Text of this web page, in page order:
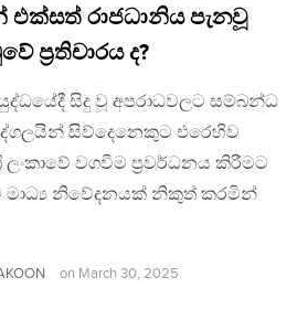
එක්සත් රාජධානිය පැනවූ
ප්‍රතිචාරය ද?
යුද්ධයේදී සිදු වූ අපරාධවලට සම්බන්ධ
සිව්දෙනෙකුට එරෙහිව
ලංකාවේ වගවීම ප්‍රවර්ධනය කිරීමට
මාධ්‍ය නිවේදනයක් නිකුත් කරමින්
on March 30, 2025